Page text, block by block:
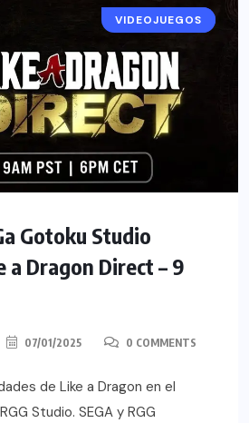
NOTICIAS
VIDEOJUEGOS
Gotoku Studio
a Dragon Direct – 9
07/01/2025 0 COMMENTS
de Like a Dragon en el
Studio. SEGA y RGG